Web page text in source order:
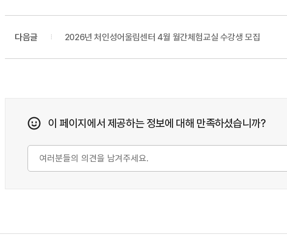
다음글 2026년 처인성어울림센터 4월 월간체험교실 수강생 모집
이 페이지에서 제공하는 정보에 대해 만족하셨습니까?